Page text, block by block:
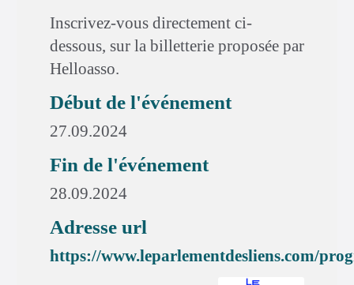
Inscrivez-vous directement ci-
dessous, sur la billetterie proposée par
Helloasso.
Début de l'événement
27.09.2024
Fin de l'événement
28.09.2024
Adresse url
https://www.leparlementdesliens.com/